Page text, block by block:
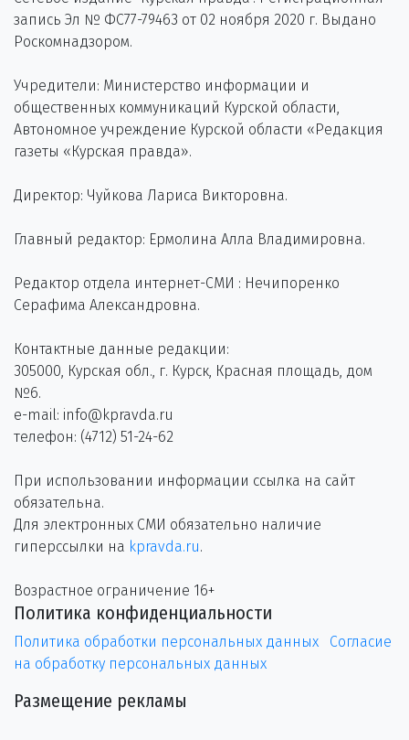
запись Эл № ФС77-79463 от 02 ноября 2020 г. Выдано
Роскомнадзором.
Учредители: Министерство информации и
общественных коммуникаций Курской области,
Автономное учреждение Курской области «Редакция
газеты «Курская правда».
Директор: Чуйкова Лариса Викторовна.
Главный редактор: Ермолина Алла Владимировна.
Редактор отдела интернет-СМИ : Нечипоренко
Серафима Александровна.
Контактные данные редакции:
305000, Курская обл., г. Курск, Красная площадь, дом
№6.
e-mail: info@kpravda.ru
телефон: (4712) 51-24-62
При использовании информации ссылка на сайт
обязательна.
Для электронных СМИ обязательно наличие
гиперссылки на kpravda.ru.
Возрастное ограничение 16+
Политика конфиденциальности
Политика обработки персональных данных
Согласие
на обработку персональных данных
Размещение рекламы